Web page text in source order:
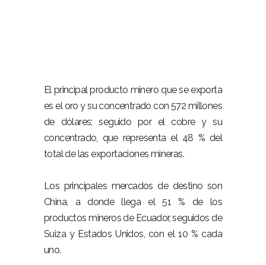
El principal producto minero que se exporta
es el oro y su concentrado con 572 millones
de dólares; seguido por el cobre y su
concentrado, que representa el 48 % del
total de las exportaciones mineras.
Los principales mercados de destino son
China, a donde llega el 51 % de los
productos mineros de Ecuador, seguidos de
Suiza y Estados Unidos, con el 10 % cada
uno.